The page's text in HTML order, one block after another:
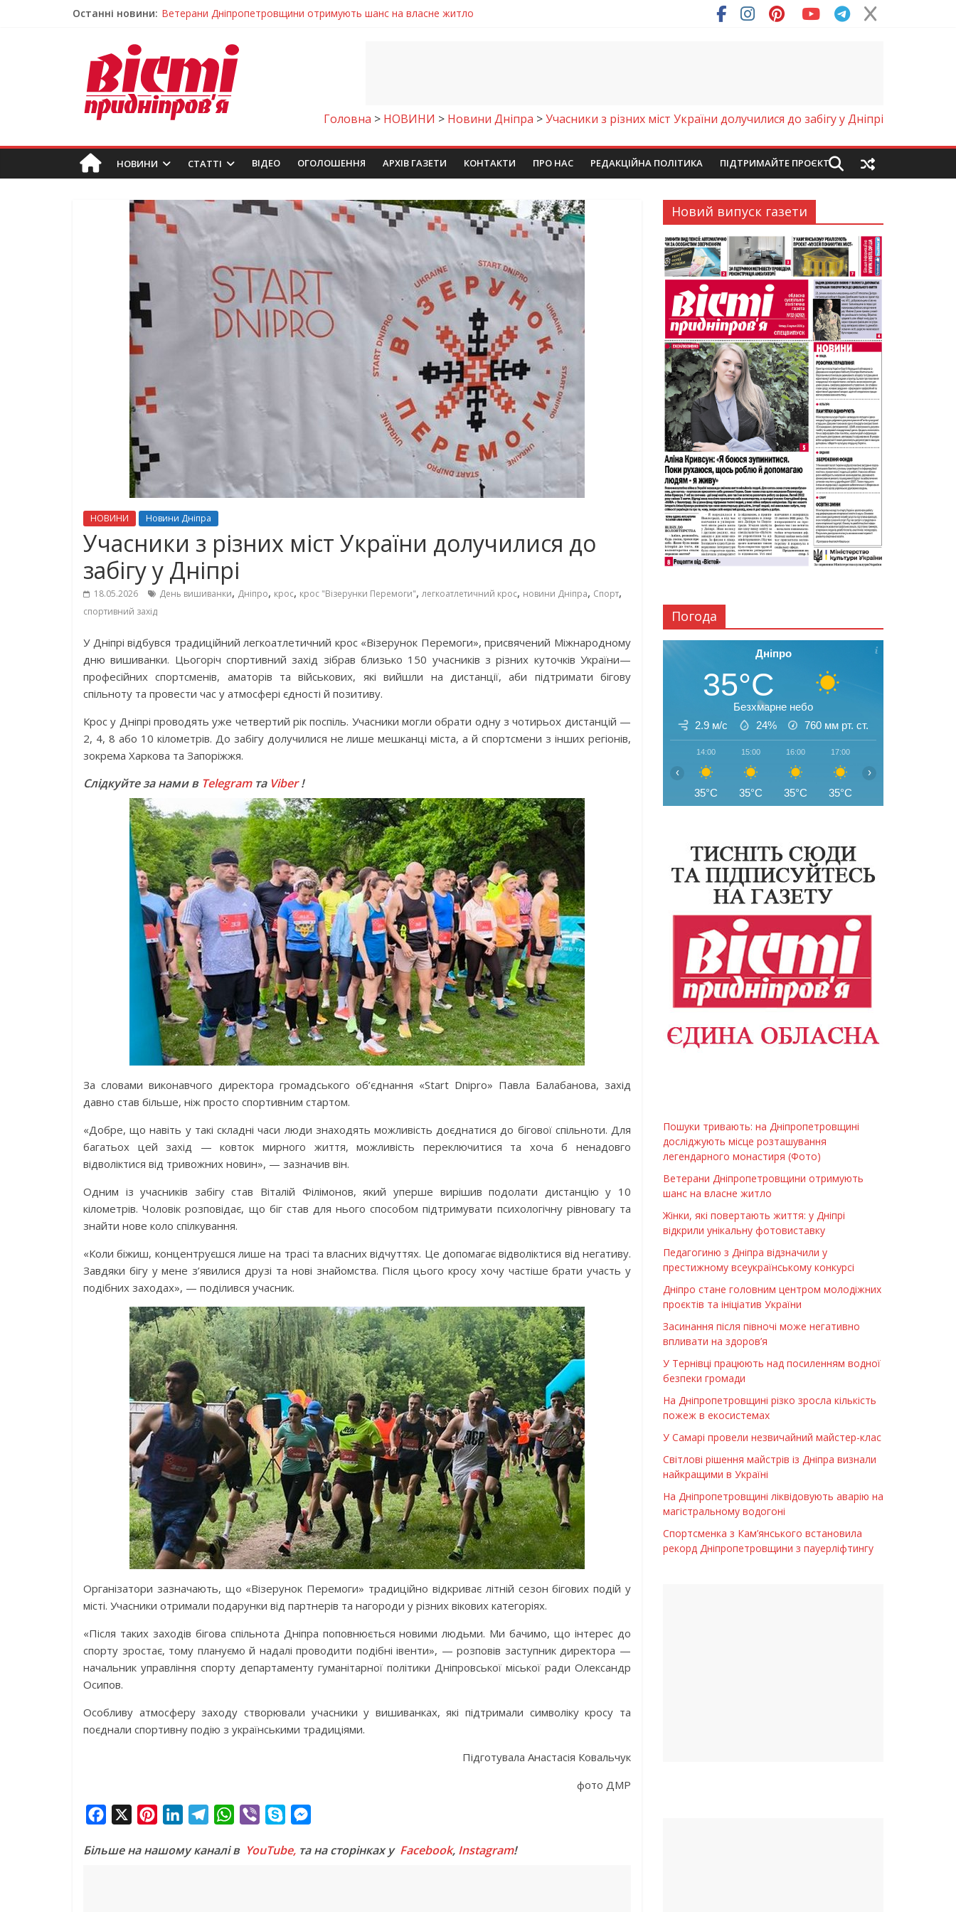
Останні новини: Ветерани Дніпропетровщини отримують шанс на власне житло
Жінки, які повертають життя: у Дніпрі відкрили унікальну фотовиставку
Педагогиню з Дніпра відзначили у престижному всеукраїнському конкурсі
Пошуки тривають: на Дніпропетровщині досліджують місце розташування легендарного монастиря (Фото)
Головна > НОВИНИ > Новини Дніпра >Учасники з різних міст України долучилися до забігу у Дніпрі
НОВИНИ СТАТТІ ВIДЕО ОГОЛОШЕННЯ АРХІВ ГАЗЕТИ КОНТАКТИ ПРО НАС РЕДАКЦІЙНА ПОЛІТИКА ПІДТРИМАЙТЕ ПРОЄКТ
НОВИНИ Новини Дніпра
Учасники з різних міст України долучилися до
забігу у Дніпрі
18.05.2026 День вишиванки, Дніпро, крос, крос "Візерунки Перемоги", легкоатлетичний крос, новини Дніпра, Спорт,
спортивний захід
У Дніпрі відбувся традиційний легкоатлетичний крос «Візерунок Перемоги», присвячений Міжнародному
дню вишиванки. Цьогоріч спортивний захід зібрав близько 150 учасників з різних куточків України—
професійних спортсменів, аматорів та військових, які вийшли на дистанції, аби підтримати бігову
спільноту та провести час у атмосфері єдності й позитиву.
Крос у Дніпрі проводять уже четвертий рік поспіль. Учасники могли обрати одну з чотирьох дистанцій —
2, 4, 8 або 10 кілометрів. До забігу долучилися не лише мешканці міста, а й спортсмени з інших регіонів,
зокрема Харкова та Запоріжжя.
Слідкуйте за нами в Telegramта Viber!
За словами виконавчого директора громадського об’єднання «Start Dnipro» Павла Балабанова, захід
давно став більше, ніж просто спортивним стартом.
«Добре, що навіть у такі складні часи люди знаходять можливість доєднатися до бігової спільноти. Для
багатьох цей захід — ковток мирного життя, можливість переключитися та хоча б ненадовго
відволіктися від тривожних новин», — зазначив він.
Одним із учасників забігу став Віталій Філімонов, який уперше вирішив подолати дистанцію у 10
кілометрів. Чоловік розповідає, що біг став для нього способом підтримувати психологічну рівновагу та
знайти нове коло спілкування.
«Коли біжиш, концентруєшся лише на трасі та власних відчуттях. Це допомагає відволіктися від негативу.
Завдяки бігу у мене з’явилися друзі та нові знайомства. Після цього кросу хочу частіше брати участь у
подібних заходах», — поділився учасник.
Організатори зазначають, що «Візерунок Перемоги» традиційно відкриває літній сезон бігових подій у
місті. Учасники отримали подарунки від партнерів та нагороди у різних вікових категоріях.
«Після таких заходів бігова спільнота Дніпра поповнюється новими людьми. Ми бачимо, що інтерес до
спорту зростає, тому плануємо й надалі проводити подібні івенти», — розповів заступник директора —
начальник управління спорту департаменту гуманітарної політики Дніпровської міської ради Олександр
Осипов.
Особливу атмосферу заходу створювали учасники у вишиванках, які підтримали символіку кросу та
поєднали спортивну подію з українськими традиціями.
Підготувала Анастасія Ковальчук
фото ДМР
c
n
n
l
W
a
b
y
s
Більше на нашому каналі в YouTube, та на сторінках у Facebook, Instagram!
Новий випуск газети
Погода
Дніпро
35°C
Безхмарне небо
2.9 м/с
24% 760 мм рт. ст.
14:00
35°C
15:00
35°C
16:00
35°C
17:00
35°C
‹ ›
Пошуки тривають: на Дніпропетровщині
досліджують місце розташування
легендарного монастиря (Фото)
Ветерани Дніпропетровщини отримують
шанс на власне житло
Жінки, які повертають життя: у Дніпрі
відкрили унікальну фотовиставку
Педагогиню з Дніпра відзначили у
престижному всеукраїнському конкурсі
Дніпро стане головним центром молодіжних
проєктів та ініціатив України
Засинання після півночі може негативно
впливати на здоров’я
У Тернівці працюють над посиленням водної
безпеки громади
На Дніпропетровщині різко зросла кількість
пожеж в екосистемах
У Самарі провели незвичайний майстер-клас
Світлові рішення майстрів із Дніпра визнали
найкращими в Україні
На Дніпропетровщині ліквідовують аварію на
магістральному водогоні
Спортсменка з Кам’янського встановила
рекорд Дніпропетровщини з пауерліфтингу